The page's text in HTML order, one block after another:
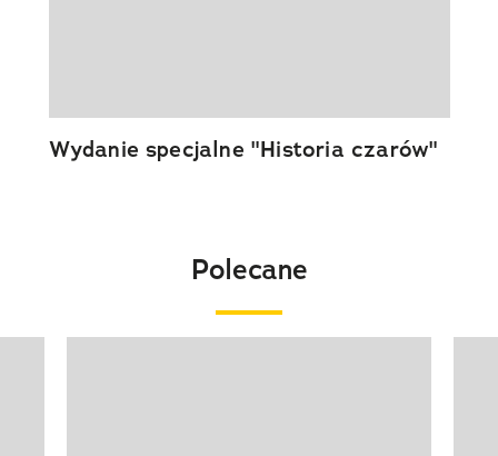
Wydanie specjalne "Historia czarów"
Polecane